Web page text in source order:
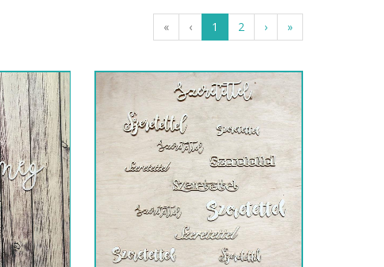
« ‹ 1 2 › »